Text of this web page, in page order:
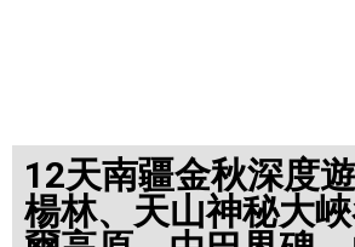
12天南疆金秋深度
楊林、天山神秘大